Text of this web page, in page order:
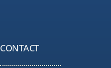
CONTACT